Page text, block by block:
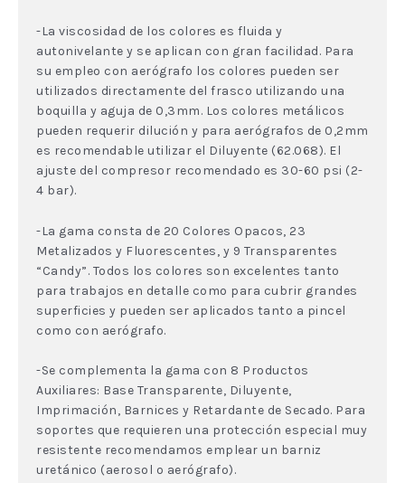
-La viscosidad de los colores es fluida y
autonivelante y se aplican con gran facilidad. Para
su empleo con aerógrafo los colores pueden ser
utilizados directamente del frasco utilizando una
boquilla y aguja de 0,3mm. Los colores metálicos
pueden requerir dilución y para aerógrafos de 0,2mm
es recomendable utilizar el Diluyente (62.068). El
ajuste del compresor recomendado es 30-60 psi (2-
4 bar).
-La gama consta de 20 Colores Opacos, 23
Metalizados y Fluorescentes, y 9 Transparentes
“Candy”. Todos los colores son excelentes tanto
para trabajos en detalle como para cubrir grandes
superficies y pueden ser aplicados tanto a pincel
como con aerógrafo.
-Se complementa la gama con 8 Productos
Auxiliares: Base Transparente, Diluyente,
Imprimación, Barnices y Retardante de Secado. Para
soportes que requieren una protección especial muy
resistente recomendamos emplear un barniz
uretánico (aerosol o aerógrafo).